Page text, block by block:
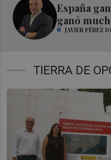
España
ganó
JAVIER PÉREZ
TIERRA DE